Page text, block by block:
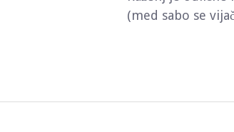
(med sabo se